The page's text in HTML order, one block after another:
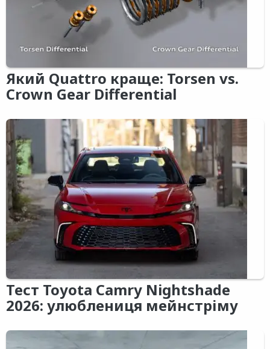
Який Quattro краще: Torsen vs.
Crown Gear Differential
Тест Toyota Camry Nightshade
2026: улюблениця мейнстріму